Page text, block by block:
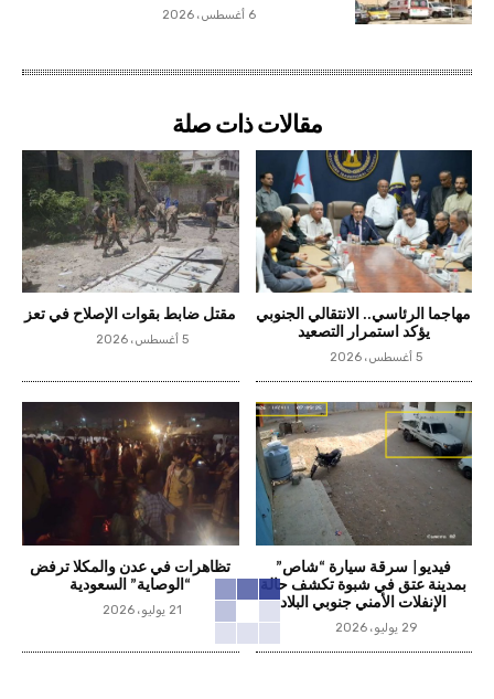
6 أغسطس، 2026
مقالات ذات صلة
مهاجما الرئاسي.. الانتقالي الجنوبي
يؤكد استمرار التصعيد
5 أغسطس، 2026
مقتل ضابط بقوات الإصلاح في تعز
5 أغسطس، 2026
فيديو| سرقة سيارة “شاص”
بمدينة عتق في شبوة تكشف حالة
الإنفلات الأمني جنوبي البلاد
29 يوليو، 2026
تظاهرات في عدن والمكلا ترفض
“الوصاية” السعودية
21 يوليو، 2026